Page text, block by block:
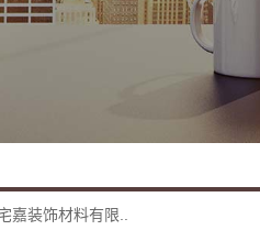
嘉装饰材料有限..